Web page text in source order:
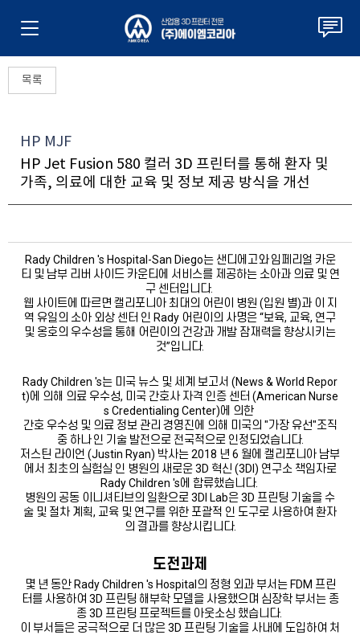
목록
HP MJF
HP Jet Fusion 580 컬러 3D 프린터를 통해 환자 및
가족, 의료에 대한 교육 및 정보 제공 방식을 개선
Rady Children 's Hospital-San Diego는 샌디에고와 임페리얼 카운
티 및 남부 리버 사이드 카운티에 서비스를 제공하는 소아과 의료 및 연
구 센터입니다.
웹 사이트에 따르면 캘리포니아 최대의 어린이 병원 (입원 별)과 이 지
역 유일의 소아 외상 센터 인 Rady 어린이의 사명은 “보육, 교육, 연구
및 옹호의 우수성을 통해 어린이의 건강과 개발 잠재력을 향상시키는
것”입니다.
Rady Children 's는 미국 뉴스 및 세계 보고서 (News & World Repor
t)에 의해 의료 우수성, 미국 간호사 자격 인증 센터 (American Nurse
s Credentialing Center)에 의한
간호 우수성 및 의료 정보 관리 경영진에 의해 미국의 "가장 유선"조직
중 하나 인 기술 발전으로 전국적으로 인정되었습니다.
저스틴 라이언 (Justin Ryan) 박사는 2018 년 6 월에 캘리포니아 남부
에서 최초의 실험실 인 병원의 새로운 3D 혁신 (3DI) 연구소 책임자로
Rady Children 's에 합류했습니다.
병원의 공동 이니셔티브의 일환으로 3DI Lab은 3D 프린팅 기술을 수
술 및 절차 계획, 교육 및 연구를 위한 포괄적 인 도구로 사용하여 환자
의 결과를 향상시킵니다.
도전과제
몇 년 동안 Rady Children 's Hospital의 정형 외과 부서는 FDM 프린
터를 사용하여 3D 프린팅 해부학 모델을 사용했으며 심장학 부서는 종
종 3D 프린팅 프로젝트를 아웃소싱 했습니다.
이 부서들은 궁극적으로 더 많은 3D 프린팅 기술을 사내에 도입하여 처